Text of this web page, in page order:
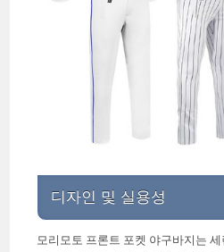
디자인 및 실용성
모리모토 프론트 포켓 야구바지는